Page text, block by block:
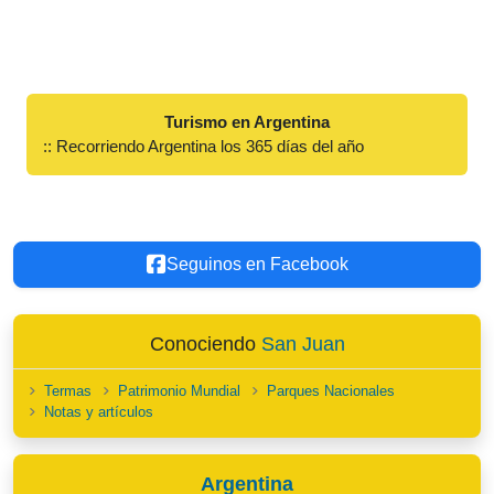
Turismo en Argentina
:: Recorriendo Argentina los 365 días del año
Seguinos en Facebook
Conociendo San Juan
Termas Patrimonio Mundial
Parques Nacionales
Notas y artículos
Argentina